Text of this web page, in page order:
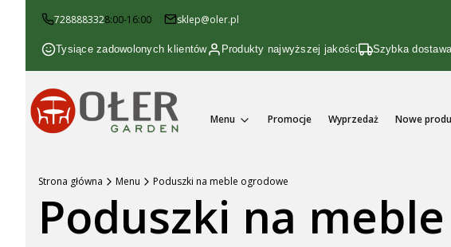
7288883328:00-16:00 sklep@oler.pl
Tysiące zadowolonych klientów Produkty najwyższej jakości Szybka
Menu Promocje Wyprzedaż Nowe
Strona główna Menu Poduszki na meble ogrodowe
Poduszki na